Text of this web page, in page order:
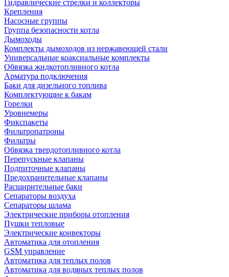
Гидравлические стрелки и коллекторы
Крепления
Насосные группы
Группа безопасности котла
Дымоходы
Комплекты дымоходов из нержавеющей стали
Универсальные коаксиальные комплекты
Обвязка жидкотопливного котла
Арматура подключения
Баки для дизельного топлива
Комплектующие к бакам
Горелки
Уровнемеры
Фикспакеты
Фильтропатроны
Фильтры
Обвязка твердотопливного котла
Перепускные клапаны
Подпиточные клапаны
Предохранительные клапаны
Расширительные баки
Сепараторы воздуха
Сепараторы шлама
Электрические приборы отопления
Пушки тепловые
Электрические конвекторы
Автоматика для отопления
GSM управление
Автоматика для теплых полов
Автоматика для водяных теплых полов